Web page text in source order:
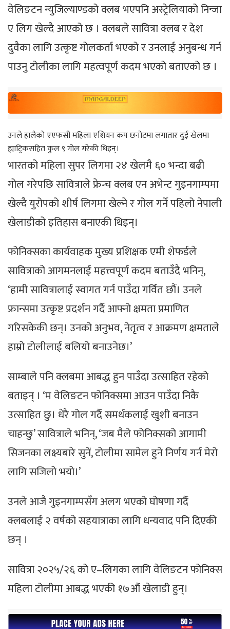
वेलिङटन न्युजिल्याण्डको क्लब भएपनि अस्ट्रेलियाको निन्जा
ए लिग खेल्दै आएको छ । क्लबले सावित्रा क्लब र देश
दुवैका लागि उत्कृष्ट गोलकर्ता भएको र उनलाई अनुबन्ध गर्न
पाउनु टोलीका लागि महत्वपूर्ण कदम भएको बताएको छ ।
उनले हालैको एएफसी महिला एशियन कप छनोटमा लगातार दुई खेलमा
ह्याट्रिकसहित कुल ९ गोल गरेकी थिइन्।
भारतको महिला सुपर लिगमा २४ खेलमै ६० भन्दा बढी
गोल गरेपछि सावित्राले फ्रेन्च क्लब एन अभेन्ट गुइनगाम्पमा
खेल्दै युरोपको शीर्ष लिगमा खेल्ने र गोल गर्ने पहिलो नेपाली
खेलाडीको इतिहास बनाएकी थिइन्।
फोनिक्सका कार्यवाहक मुख्य प्रशिक्षक एमी शेफर्डले
सावित्राको आगमनलाई महत्त्वपूर्ण कदम बताउँदै भनिन्,
‘हामी सावित्रालाई स्वागत गर्न पाउँदा गर्वित छौं। उनले
फ्रान्समा उत्कृष्ट प्रदर्शन गर्दै आफ्नो क्षमता प्रमाणित
गरिसकेकी छन्। उनको अनुभव, नेतृत्व र आक्रमण क्षमताले
हाम्रो टोलीलाई बलियो बनाउनेछ।’
साम्बाले पनि क्लबमा आबद्ध हुन पाउँदा उत्साहित रहेको
बताइन् । ‘म वेलिङटन फोनिक्समा आउन पाउँदा निकै
उत्साहित छु। धेरै गोल गर्दै समर्थकलाई खुशी बनाउन
चाहन्छु’ सावित्राले भनिन्, ‘जब मैले फोनिक्सको आगामी
सिजनका लक्ष्यबारे सुनें, टोलीमा सामेल हुने निर्णय गर्न मेरो
लागि सजिलो भयो।’
उनले आजै गुइनगाम्पसँग अलग भएको घोषणा गर्दै
क्लबलाई २ वर्षको सहयात्राका लागि धन्यवाद पनि दिएकी
छन् ।
सावित्रा २०२५/२६ को ए–लिगका लागि वेलिङटन फोनिक्स
महिला टोलीमा आबद्ध भएकी १७औं खेलाडी हुन्।